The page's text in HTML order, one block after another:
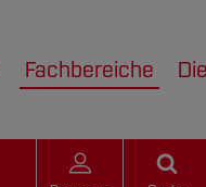
Fachbereiche